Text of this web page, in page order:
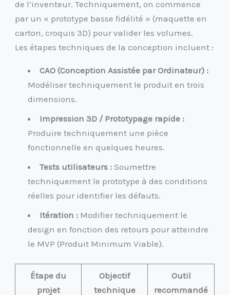
de l’inventeur. Techniquement, on commence
par un « prototype basse fidélité » (maquette en
carton, croquis 3D) pour valider les volumes.
Les étapes techniques de la conception incluent :
CAO (Conception Assistée par Ordinateur) :
Modéliser techniquement le produit en trois
dimensions.
Impression 3D / Prototypage rapide :
Produire techniquement une pièce
fonctionnelle en quelques heures.
Tests utilisateurs : Soumettre
techniquement le prototype à des conditions
réelles pour identifier les défauts.
Itération : Modifier techniquement le
design en fonction des retours pour atteindre
le MVP (Produit Minimum Viable).
Étape du
projet
Objectif
technique
Outil
recommandé